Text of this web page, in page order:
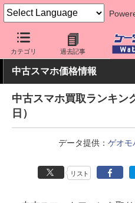
カテゴリ 過去記事
ケータイ Watch 業界動向 調査
中古スマホ価格情報
中古スマホ買取ランキン
日）
データ提供：ゲオモ
リスト